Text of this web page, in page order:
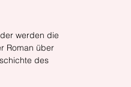
werden die
Roman über
des